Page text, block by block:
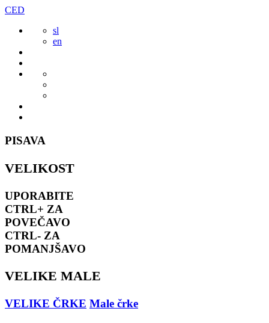
Preskoči
vsebine
CED
sl
en
PISAVA
VELIKOST
UPORABITE
CTRL+ ZA
POVEČAVO
CTRL- ZA
POMANJŠAVO
VELIKE MALE
VELIKE ČRKE Male črke